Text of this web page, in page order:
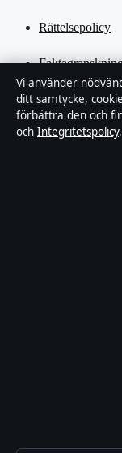
Rättelsepolicy
Ägande &
Integritetspolicy
Vi använder
ditt samtycke,
förbättra den och
och Integritetspolicy.